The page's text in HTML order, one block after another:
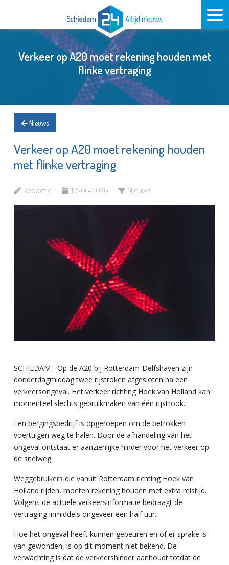
Verkeer op A20 moet rekening houden met
flinke vertraging
Nieuws
Verkeer op A20 moet rekening houden
met flinke vertraging
Redactie 18-06-2026 Nieuws
SCHIEDAM - Op de A20 bij Rotterdam-Delfshaven zijn
donderdagmiddag twee rijstroken afgesloten na een
verkeersongeval. Het verkeer richting Hoek van Holland kan
momenteel slechts gebruikmaken van één rijstrook.
Een bergingsbedrijf is opgeroepen om de betrokken
voertuigen weg te halen. Door de afhandeling van het
ongeval ontstaat er aanzienlijke hinder voor het verkeer op
de snelweg.
Weggebruikers die vanuit Rotterdam richting Hoek van
Holland rijden, moeten rekening houden met extra reistijd.
Volgens de actuele verkeersinformatie bedraagt de
vertraging inmiddels ongeveer een half uur.
Hoe het ongeval heeft kunnen gebeuren en of er sprake is
van gewonden, is op dit moment niet bekend. De
verwachting is dat de verkeershinder aanhoudt totdat de